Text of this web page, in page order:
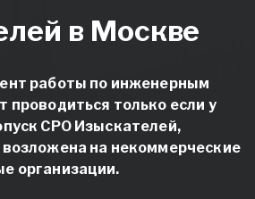
в Москве
работы по инженерным
проводиться только если у
СРО Изыскателей,
на некоммерческие
организации.